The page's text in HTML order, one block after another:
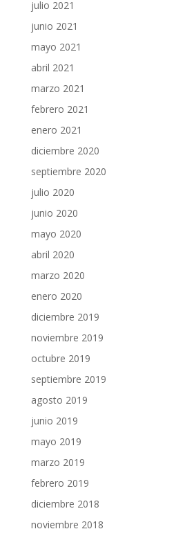
julio 2021
junio 2021
mayo 2021
abril 2021
marzo 2021
febrero 2021
enero 2021
diciembre 2020
septiembre 2020
julio 2020
junio 2020
mayo 2020
abril 2020
marzo 2020
enero 2020
diciembre 2019
noviembre 2019
octubre 2019
septiembre 2019
agosto 2019
junio 2019
mayo 2019
marzo 2019
febrero 2019
diciembre 2018
noviembre 2018